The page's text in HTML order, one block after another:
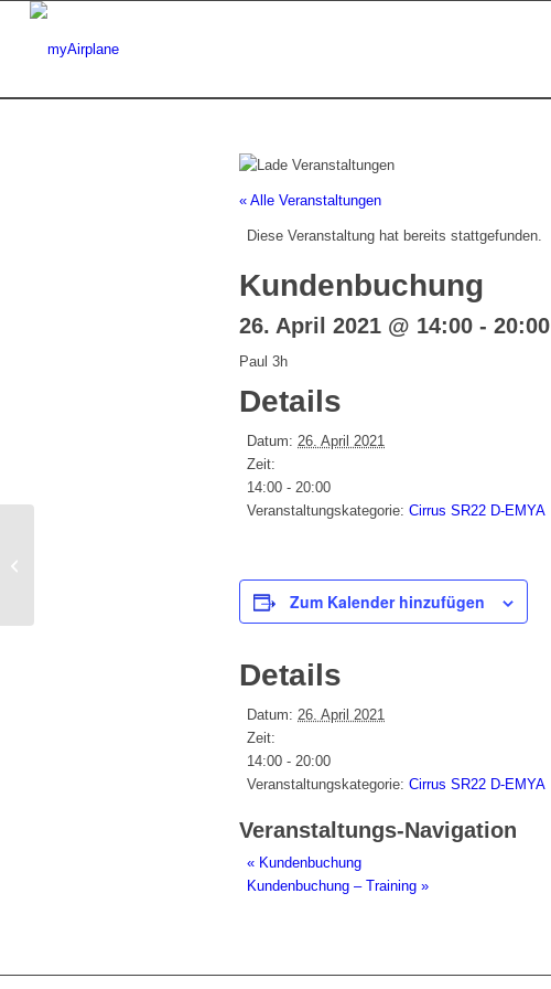
« Alle Veranstaltungen
Diese Veranstaltung hat bereits stattgefunden.
Kundenbuchung
26. April 2021 @ 14:00 - 20:00
Paul 3h
Details
Datum: 26. April 2021
Zeit:
14:00 - 20:00
Veranstaltungskategorie: Cirrus SR22 D-EMYA
Zum Kalender hinzufügen
Details
Datum: 26. April 2021
Zeit:
14:00 - 20:00
Veranstaltungskategorie: Cirrus SR22 D-EMYA
Veranstaltungs-Navigation
« Kundenbuchung
Kundenbuchung – Training »